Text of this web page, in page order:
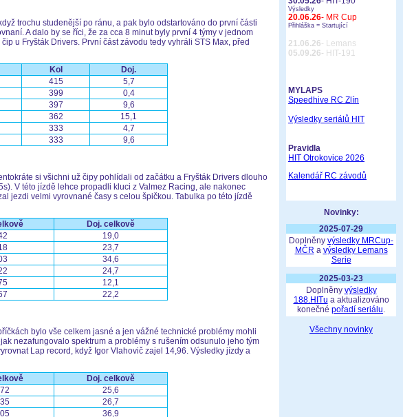
trochu studenější po ránu, a pak bylo odstartováno do první části
A dalo by se říci, že za cca 8 minut byly první 4 týmy v jednom
u Fryšták Drivers. První část závodu tedy vyhráli STS Max, před
Kol
Doj.
415
5,7
399
0,4
397
9,6
362
15,1
333
4,7
333 9,6
si všichni už čipy pohlídali od začátku a Fryšták Drivers dlouho
V této jízdě lehce propadli kluci z Valmez Racing, ale nakonec
jezdi velmi vyrovnané časy s celou špičkou. Tabulka po této jízdě
Doj. celkově
19,0
23,7
34,6
24,7
12,1
22,2
bylo vše celkem jasné a jen vážné technické problémy mohli
nezafungovalo spektrum a problémy s rušením odsunulo jeho tým
Lap record, když Igor Vlahovič zajel 14,96. Výsledky jízdy a
Doj. celkově
25,6
26,7
36,9
Výsledky
20.06.26- MR Cup
Přihláška = Startující
21.06.26- Lemans
05.09.26- HIT-191
MYLAPS
Speedhive RC Zlín
Výsledky seriálů HIT
Pravidla
HIT Otrokovice 2026
Kalendář RC závodů
Novinky:
2025-07-29
Doplněny výsledky MRCup-
MČR a výsledky Lemans
Serie
2025-03-23
Doplněny výsledky
188.HITu a aktualizováno
konečné pořadí seriálu.
Všechny novinky